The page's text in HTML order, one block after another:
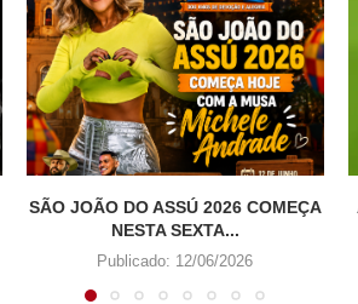
SÃO JOÃO DO ASSÚ 2026 COMEÇA
NESTA SEXTA...
Publicado: 12/06/2026